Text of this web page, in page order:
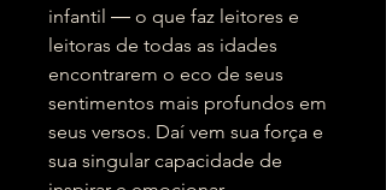
infantil ― o que faz leitores e
leitoras de todas as idades
encontrarem o eco de seus
sentimentos mais profundos em
seus versos. Daí vem sua força e
sua singular capacidade de